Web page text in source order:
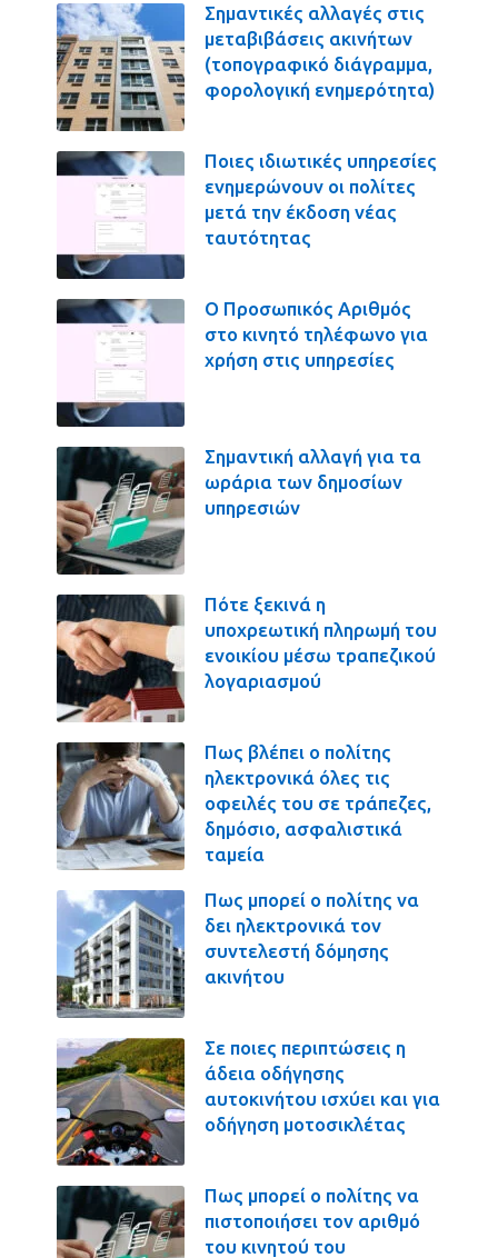
Σημαντικές αλλαγές στις
μεταβιβάσεις ακινήτων
(τοπογραφικό διάγραμμα,
φορολογική ενημερότητα)
Ποιες ιδιωτικές υπηρεσίες
ενημερώνουν οι πολίτες
μετά την έκδοση νέας
ταυτότητας
Ο Προσωπικός Αριθμός
στο κινητό τηλέφωνο για
χρήση στις υπηρεσίες
Σημαντική αλλαγή για τα
ωράρια των δημοσίων
υπηρεσιών
Πότε ξεκινά η
υποχρεωτική πληρωμή του
ενοικίου μέσω τραπεζικού
λογαριασμού
Πως βλέπει ο πολίτης
ηλεκτρονικά όλες τις
οφειλές του σε τράπεζες,
δημόσιο, ασφαλιστικά
ταμεία
Πως μπορεί ο πολίτης να
δει ηλεκτρονικά τον
συντελεστή δόμησης
ακινήτου
Σε ποιες περιπτώσεις η
άδεια οδήγησης
αυτοκινήτου ισχύει και για
οδήγηση μοτοσικλέτας
Πως μπορεί ο πολίτης να
πιστοποιήσει τον αριθμό
του κινητού του